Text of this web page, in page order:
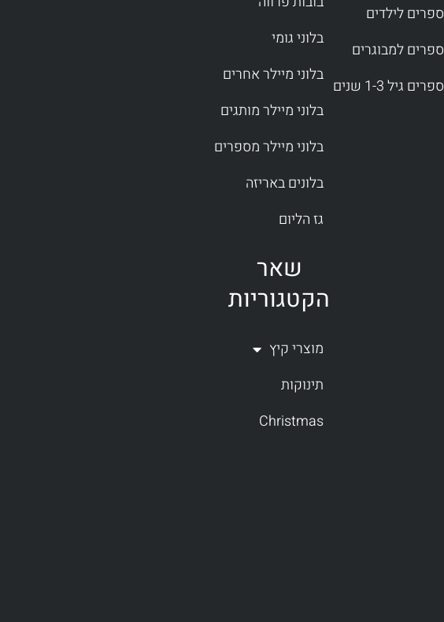
ספרים לילדים
ספרים למבוגרים
ספרים גיל 1-3 שנים
בלוני גומי
בלוני מיילר אחרים
בלוני מיילר מותגים
בלוני מיילר מספרים
בלונים באריזה
גז הליום
שאר
הקטגוריות
מוצרי קיץ
תינוקות
Christmas